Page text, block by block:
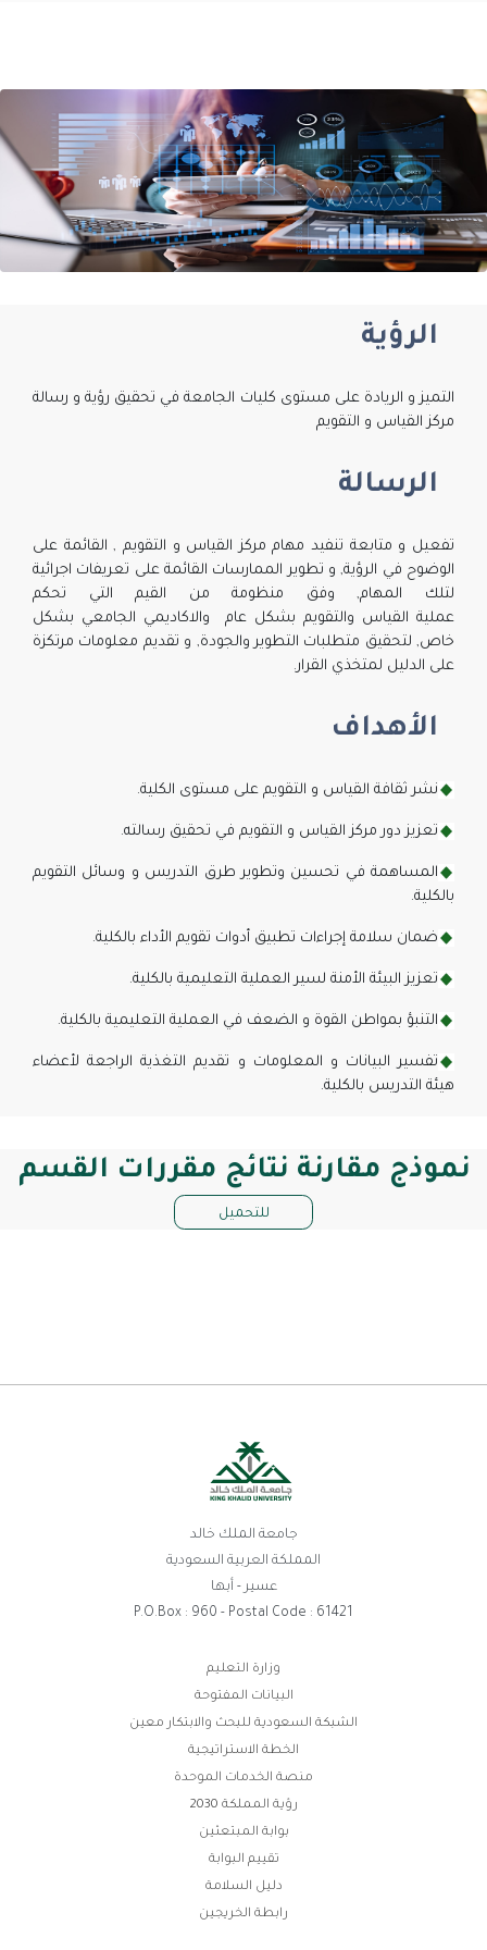
الرؤية
التميز و الريادة على مستوى كليات الجامعة في تحقيق رؤية و رسالة
مركز القياس و التقويم
الرسالة
تفعيل و متابعة تنفيد مهام مركز القياس و التقويم , القائمة على
الوضوح في الرؤية, و تطوير الممارسات القائمة على تعريفات اجرائية
لتلك المهام, وفق منظومة من القيم التي تحكم
عملية القياس والتقويم بشكل عام والاكاديمي الجامعي بشكل
خاص, لتحقيق متطلبات التطوير والجودة, و تقديم معلومات مرتكزة
على الدليل لمتخذي القرار.
الأهداف
نشر ثقافة القياس و التقويم على مستوى الكلية.
تعزيز دور مركز القياس و التقويم في تحقيق رسالته​.
المساهمة في تحسين وتطوير طرق التدريس و وسائل التقويم
بالكلية.
ضمان سلامة إجراءات تطبيق أدوات تقويم الأداء بالكلية.
تعزيز البيئة الأمنة لسير العملية التعليمية بالكلية.
التنبؤ بمواطن القوة و الضعف في العملية التعليمية بالكلية.
تفسير البيانات و المعلومات و تقديم التغذية الراجعة لأعضاء
هيئة التدريس بالكلية.
نموذج مقارنة نتائج مقررات القسم
للتحميل
جامعة الملك خالد
المملكة العربية السعودية
عسير - أبها
P.O.Box : 960 - Postal Code : 61421
وزارة التعليم
البيانات المفتوحة
الشبكة السعودية للبحث والابتكار معين
الخطة الاستراتيجية
منصة الخدمات الموحدة
رؤية المملكة 2030
بوابة المبتعثين
تقييم البوابة
دليل السلامة
رابطة الخريجين